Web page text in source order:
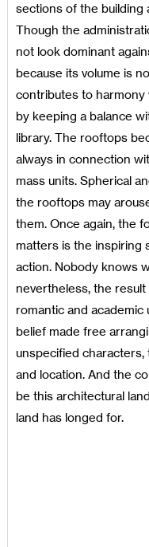
sections of the building
Though the
not look dominant
because its volume is
contributes to harmony
by keeping a balance
library. The rooftops
always in connection
mass units. Spherical
the rooftops may
them. Once again, the
matters is the inspiring
action. Nobody knows
nevertheless, the
romantic and
belief made free
unspecified
and location. And the
be this architectural
land has longed for.